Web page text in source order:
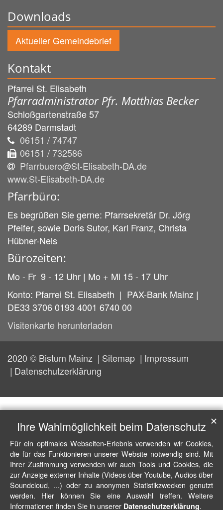
Downloads
Aktueller Gemeindebrief
Kontakt
Pfarrei St. Elisabeth
Pfarradministrator Pfr. Matthias Becker
Schloßgartenstraße 57
64289 Darmstadt
06151 / 74747
06151 / 732586
Pfarrbuero@St-Elisabeth-DA.de
www.St-Elisabeth-DA.de
Pfarrbüro:
Es begrüßen Sie gerne: Pfarrsekretär Dr. Jörg
Pfeifer, sowie Doris Sutor, Karl Franz, Christa
Hübner-Nels
Bürozeiten:
Mo - Fr 9 - 12 Uhr | Mo + Mi 15 - 17 Uhr
Konto: Pfarrei St. Elisabeth | PAX-Bank Mainz |
DE33 3706 0193 4001 6740 00
Visitenkarte herunterladen
2020 © Bistum Mainz Sitemap
Impressum
Datenschutzerklärung
Ihre Wahlmöglichkeit beim Datenschutz
Für ein optimales Webseiten-Erlebnis verwenden wir Cookies,
die für das Funktionieren unserer Website notwendig sind. Mit
Ihrer Zustimmung verwenden wir auch Tools und Cookies, die
zur Anzeige externer Inhalte (Videos über Youtube, Audios über
Soundcloud, ...) oder zu anonymen Statistikzwecken genutzt
werden. Hier können Sie eine Auswahl treffen. Weitere
Informationen finden Sie in unserer Datenschutzerklärung.
✕